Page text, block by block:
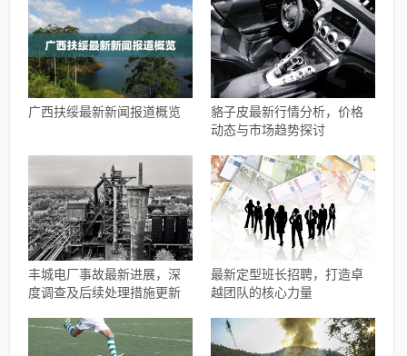
广西扶绥最新新闻报道概览
貉子皮最新行情分析，价格
动态与市场趋势探讨
丰城电厂事故最新进展，深
度调查及后续处理措施更新
最新定型班长招聘，打造卓
越团队的核心力量